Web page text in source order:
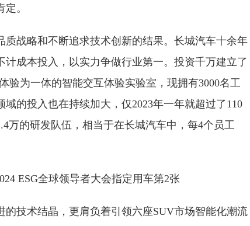
。
战略和不断追求技术创新的结果。长城汽车十余年
成本投入，以实力争做行业第一。投资千万建立了
验为一体的智能交互体验实验室，现拥有3000名工
的投入也在持续加大，仅2023年一年就超过了110
万的研发队伍，相当于在长城汽车中，每4个员工
技术结晶，更肩负着引领六座SUV市场智能化潮流